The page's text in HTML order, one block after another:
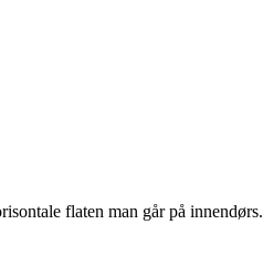
flaten man går på innendørs.